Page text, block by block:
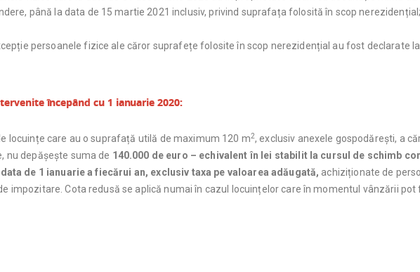
până la data de 15 martie 2021 inclusiv, privind suprafața folosită în scop nerezidențial;
persoanele fizice ale căror suprafețe folosite în scop nerezidențial au fost declarate
începând cu 1 ianuarie 2020:
locuințe care au o suprafață utilă de maximum 120 m2, exclusiv anexele gospodărești, a
nu depășește suma de 140.000 de euro – echivalent în lei stabilit la cursul de schimb
de 1 ianuarie a fiecărui an, exclusiv taxa pe valoarea adăugată, achiziționate de
impozitare. Cota redusă se aplică numai în cazul locuințelor care în momentul vânzării pot